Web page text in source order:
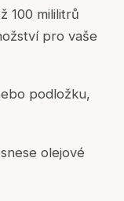
100 mililitrů
pro vaše
podložku,
olejové